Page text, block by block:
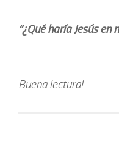
“¿Qué haría Jesús
Buena lectura!…